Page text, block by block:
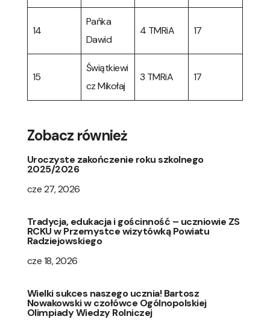
14
Pańka
Dawid
4 TMRiA 17
15
Świątkiewi
cz Mikołaj
3 TMRiA 17
Zobacz również
Uroczyste zakończenie roku szkolnego
2025/2026
cze 27, 2026
Tradycja, edukacja i gościnność – uczniowie ZS
RCKU w Przemystce wizytówką Powiatu
Radziejowskiego
cze 18, 2026
Wielki sukces naszego ucznia! Bartosz
Nowakowski w czołówce Ogólnopolskiej
Olimpiady Wiedzy Rolniczej